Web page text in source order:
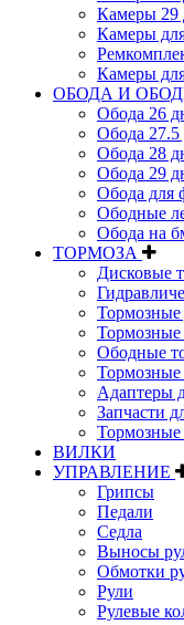
Камеры 29
Камеры
Камеры
ОБОДА И
Обода 26
Обода
Обода 28
Обода 29
Обода для
Ободные
Обода на
ТОРМОЗА
Дисковые
Тормозные
Тормозные
Ободные
Тормозные
Адаптеры
Запчасти
Тормозные
ВИЛКИ
УПРАВЛЕНИЕ
Грипсы
Педали
Седла
Выносы
Обмотки
Рули
Рулевые